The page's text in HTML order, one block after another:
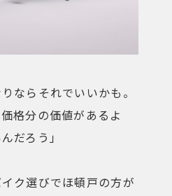
ならそれでいいかも。
格分の価値があるよ
だろう」
ク選びでほ頓戸の方が